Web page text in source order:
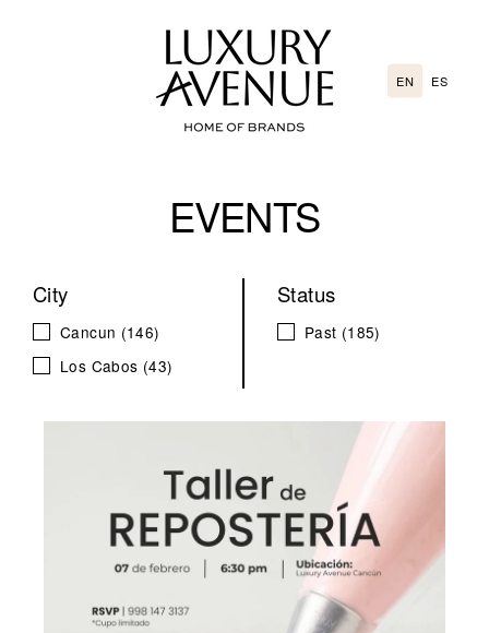
EN ES
EVENTS
City
Cancun (146)
Los Cabos (43)
Status
Past (185)